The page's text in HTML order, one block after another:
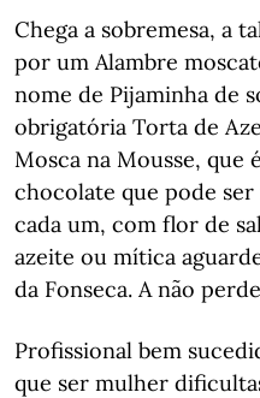
Chega a sobremesa, a
por um Alambre
nome de Pijaminha de
obrigatória Torta de
Mosca na Mousse, que
chocolate que pode
cada um, com flor de
azeite ou mítica
da Fonseca. A não
Profissional bem
que ser mulher